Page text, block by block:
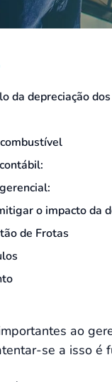
da depreciação
o impacto da
de Frotas
ao
se a isso é